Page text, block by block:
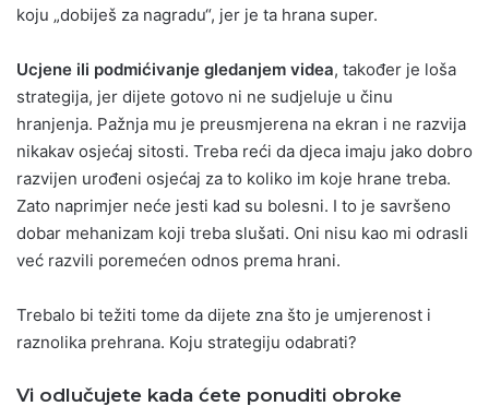
koju „dobiješ za nagradu“, jer je ta hrana super.
Ucjene ili podmićivanje gledanjem videa, također je loša
strategija, jer dijete gotovo ni ne sudjeluje u činu
hranjenja. Pažnja mu je preusmjerena na ekran i ne razvija
nikakav osjećaj sitosti. Treba reći da djeca imaju jako dobro
razvijen urođeni osjećaj za to koliko im koje hrane treba.
Zato naprimjer neće jesti kad su bolesni. I to je savršeno
dobar mehanizam koji treba slušati. Oni nisu kao mi odrasli
već razvili poremećen odnos prema hrani.
Trebalo bi težiti tome da dijete zna što je umjerenost i
raznolika prehrana. Koju strategiju odabrati?
Vi odlučujete kada ćete ponuditi obroke